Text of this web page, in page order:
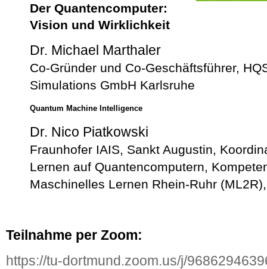
Der Quantencomputer:
Vision und Wirklichkeit
Dr. Michael Marthaler
Co-Gründer und Co-Geschäftsführer,
Simulations GmbH Karlsruhe
Quantum Machine Intelligence
Dr. Nico Piatkowski
Fraunhofer IAIS, Sankt Augustin,
Lernen auf Quantencomputern,
Maschinelles Lernen Rhein-Ruhr
Teilnahme per Zoom:
https://tu-dortmund.zoom.us/j/